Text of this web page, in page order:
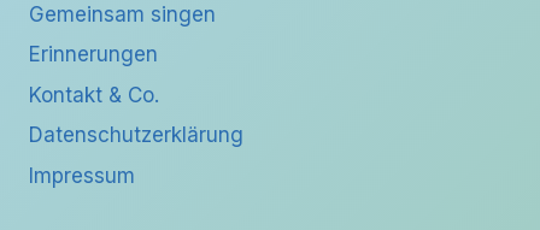
Gemeinsam singen
Erinnerungen
Kontakt & Co.
Datenschutzerklärung
Impressum